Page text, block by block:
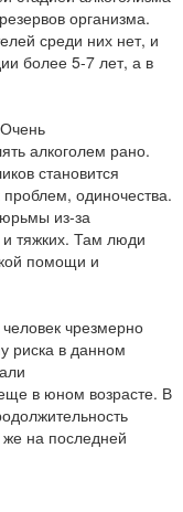
организма.
среди них нет, и
более 5-7 лет, а в
алкоголем рано.
становится
одиночества.
из-за
тяжких. Там люди
помощи и
чрезмерно
риска в данном
в юном возрасте. В
же на последней